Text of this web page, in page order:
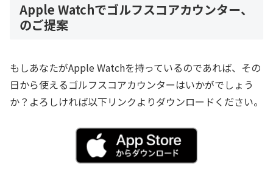
Apple Watchでゴルフスコアカウンター、
のご提案
もしあなたがApple Watchを持っているのであれば、その
日から使えるゴルフスコアカウンターはいかがでしょう
か？よろしければ以下リンクよりダウンロードください。